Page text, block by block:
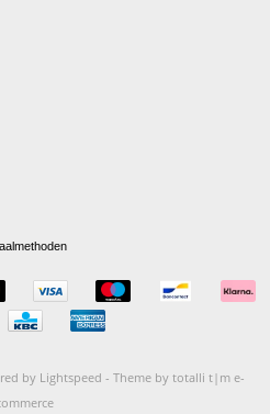
by Lightspeed - Theme by totalli t|m e-